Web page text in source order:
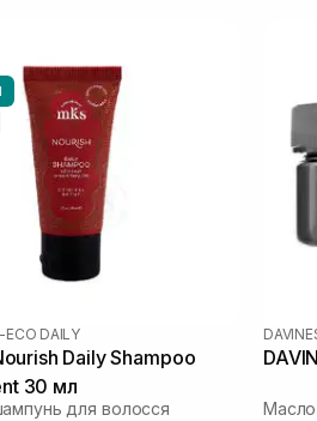
ECO DAILY
Daily Shampoo
30 мл
для волосся